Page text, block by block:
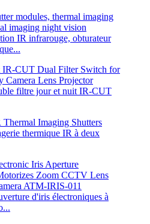
IR infrarouge, obturateur
filtre jour et nuit IR-CUT
thermique IR à deux
d'iris électroniques à